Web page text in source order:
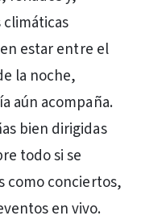
estar entre el
la noche,
aún acompaña.
bien dirigidas
todo si se
como conciertos,
en vivo.